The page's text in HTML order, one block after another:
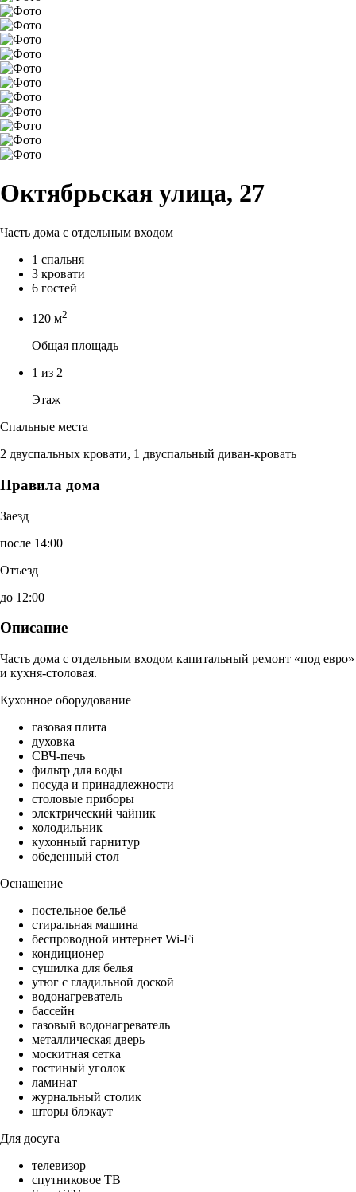
Октябрьская улица, 27
Часть дома с отдельным входом
1 спальня
3 кровати
6 гостей
120 м2
Общая площадь
1 из 2
Этаж
Спальные места
2 двуспальных кровати, 1 двуспальный диван-кровать
Правила дома
Заезд
после 14:00
Отъезд
до 12:00
Описание
Часть дома с отдельным входом капитальный ремонт «под евро»
и кухня-столовая.
Кухонное оборудование
газовая плита
духовка
СВЧ-печь
фильтр для воды
посуда и принадлежности
столовые приборы
электрический чайник
холодильник
кухонный гарнитур
обеденный стол
Оснащение
постельное бельё
стиральная машина
беспроводной интернет Wi-Fi
кондиционер
сушилка для белья
утюг с гладильной доской
водонагреватель
бассейн
газовый водонагреватель
металлическая дверь
москитная сетка
гостиный уголок
ламинат
журнальный столик
шторы блэкаут
Для досуга
телевизор
спутниковое ТВ